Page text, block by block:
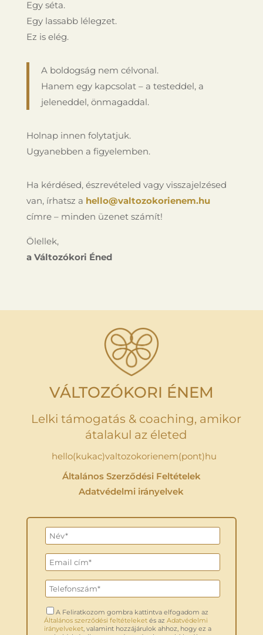
Egy séta.
Egy lassabb lélegzet.
Ez is elég.
A boldogság nem célvonal.
Hanem egy kapcsolat – a testeddel, a
jeleneddel, önmagaddal.
Holnap innen folytatjuk.
Ugyanebben a figyelemben.
Ha kérdésed, észrevételed vagy visszajelzésed
van, írhatsz a hello@valtozokorienem.hu
címre – minden üzenet számít!
Ölellek,
a Változókori Éned
VÁLTOZÓKORI ÉNEM
Lelki támogatás & coaching, amikor
átalakul az életed
hello(kukac)valtozokorienem(pont)hu
Általános Szerződési Feltételek
Adatvédelmi irányelvek
A Feliratkozom gombra kattintva elfogadom az
Általános szerződési feltételeketés az Adatvédelmi
irányelveket, valamint hozzájárulok ahhoz, hogy ez a